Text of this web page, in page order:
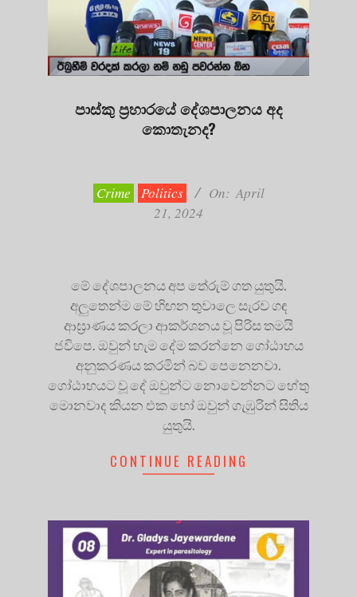
පාස්කු ප්‍රහාරයේ දේශපාලනය අද
කොතැනද?
Crime Politics On: April
21, 2024
මේ දේශපාලනය අප තේරුම් ගත යුතුයි.
අලුතෙන්ම මේ හිඟන තුවාලෙ සැරව ගඳ
ආඝ්‍රාණය කරලා ආකර්ශනය වූ පිරිස තමයි
ජවිපෙ. ඔවුන් හැම දේම කරන්නෙ ගෝඨාභය
අනුකරණය කරමින් බව පෙනෙනවා.
ගෝඨාභයට වූ දේ ඔවුන්ට නොවෙන්නට හේතු
මොනවාද කියන එක හෝ ඔවුන් ගැඹුරින් සිතිය
යුතුයි.
CONTINUE READING